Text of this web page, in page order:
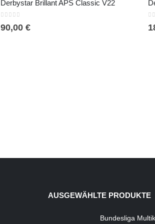
Derbystar Brillant APS Classic V22
90,00 €
AUSGEWÄHLTE PRODUKTE